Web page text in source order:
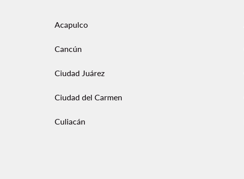
Acapulco
Cancún
Ciudad Juárez
Ciudad del Carmen
Culiacán